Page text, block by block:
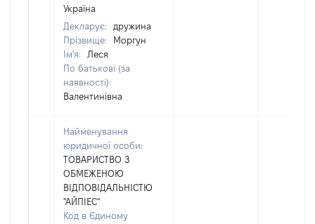
Україна
Декларує:
дружина
Прізвище:
Моргун
Ім'я:
Леся
По батькові (за
наявності):
Валентинівна
Найменування
юридичної особи:
ТОВАРИСТВО З
ОБМЕЖЕНОЮ
ВІДПОВІДАЛЬНІСТЮ
"АЙПІЕС"
Код в Єдиному